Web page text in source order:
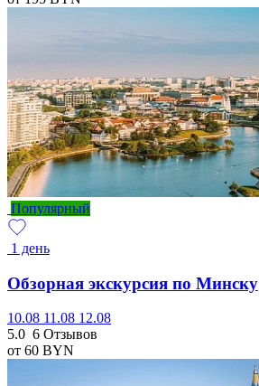
Популярный
1 день
Обзорная экскурсия по Минску
10.08 11.08 12.08
5.0 6 Отзывов
от 60 BYN